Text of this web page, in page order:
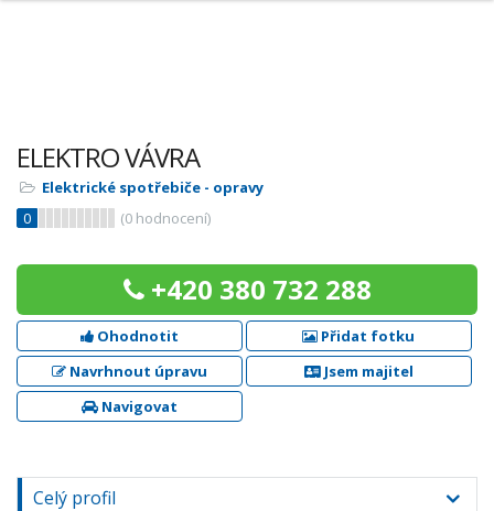
ELEKTRO VÁVRA
Elektrické spotřebiče - opravy
0
(0 hodnocení)
+420 380 732 288
Ohodnotit
Přidat fotku
Navrhnout úpravu
Jsem majitel
Navigovat
Celý profil